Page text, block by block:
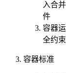
入合
件
容器
全约
容器标准